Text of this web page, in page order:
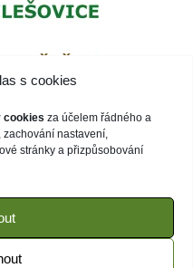
s cookies
cookies za účelem řádného a
zachování nastavení,
stránky a přizpůsobování